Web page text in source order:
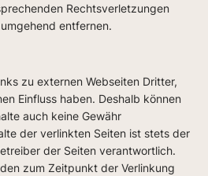
Rechtsverletzungen
entfernen.
zu externen Webseiten Dritter,
Einfluss haben. Deshalb können
auch keine Gewähr
der verlinkten Seiten ist stets der
der Seiten verantwortlich.
zum Zeitpunkt der Verlinkung